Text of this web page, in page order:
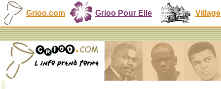
Grioo.com Grioo Pour Elle Village